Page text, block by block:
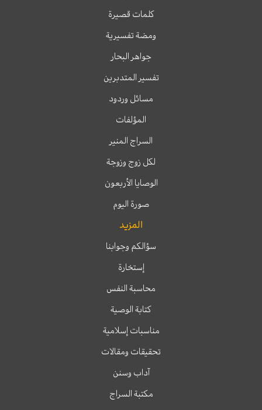
كلمات قصيرة
ومضة تفسيرية
جواهر البحار
تفسير المتدبرين
مسائل وردود
المؤلفات
السراج المنير
لكل زوج وزوجة
الوصايا الأربعون
صورة اليوم
المزيد
سؤالكم وجوابنا
إستخارة
محاسبة النفس
كتابة الوصية
مناسبات إسلامية
تحقيقات ومقالات
آداب وسنن
مكتبة السراج